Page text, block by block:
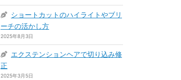
ショートカットのハイライトやブリ
ーチの活かし方
2025年8月3日
エクステンションヘアで切り込み修
正
2025年3月5日